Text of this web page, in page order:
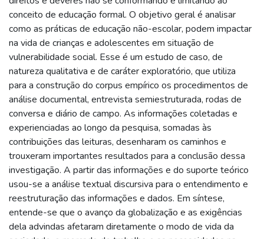
conceito de educação formal. O objetivo geral é analisar
como as práticas de educação não-escolar, podem impactar
na vida de crianças e adolescentes em situação de
vulnerabilidade social. Esse é um estudo de caso, de
natureza qualitativa e de caráter exploratório, que utiliza
para a construção do corpus empírico os procedimentos de
análise documental, entrevista semiestruturada, rodas de
conversa e diário de campo. As informações coletadas e
experienciadas ao longo da pesquisa, somadas às
contribuições das leituras, desenharam os caminhos e
trouxeram importantes resultados para a conclusão dessa
investigação. A partir das informações e do suporte teórico
usou-se a análise textual discursiva para o entendimento e
reestruturação das informações e dados. Em síntese,
entende-se que o avanço da globalização e as exigências
dela advindas afetaram diretamente o modo de vida da